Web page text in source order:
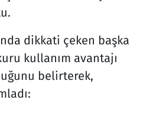
dikkati çeken başka
kullanım avantajı
belirterek,